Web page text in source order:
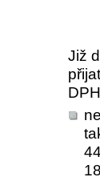
Již